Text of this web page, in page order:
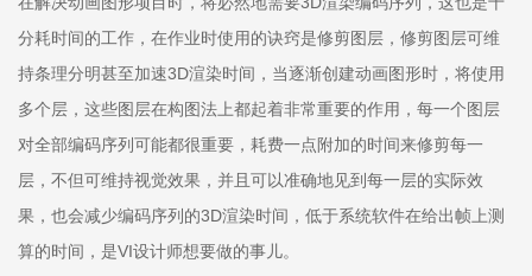
分耗时间的工作，在作业时使用的诀窍是修剪图层，修剪图层可维
持条理分明甚至加速3D渲染时间，当逐渐创建动画图形时，将使用
多个层，这些图层在构图法上都起着非常重要的作用，每一个图层
对全部编码序列可能都很重要，耗费一点附加的时间来修剪每一
层，不但可维持视觉效果，并且可以准确地见到每一层的实际效
果，也会减少编码序列的3D渲染时间，低于系统软件在给出帧上测
算的时间，是VI设计师想要做的事儿。